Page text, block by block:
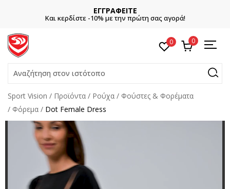
ΕΓΓΡΑΦΕΙΤΕ
Και κερδίστε -10% με την πρώτη σας αγορά!
0 0
Αναζήτηση στον ιστότοπο
Sport Vision Προϊόντα Ρούχα
Φούστες & Φορέματα
Φόρεμα
Dot Female Dress